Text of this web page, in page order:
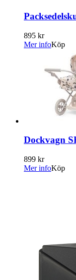
895 kr
Mer infoKöp
Dockvagn
899 kr
Mer infoKöp